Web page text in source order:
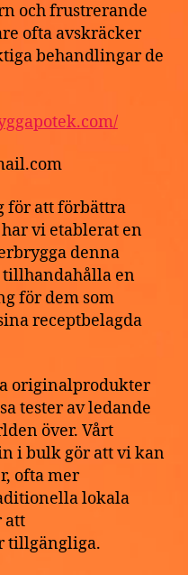
och frustrerande
ofta avskräcker
behandlingar de
för att förbättra
vi etablerat en
denna
tillhandahålla en
för dem som
receptbelagda
originalprodukter
tester av ledande
över. Vårt
i bulk gör att vi kan
ofta mer
lokala
att
tillgängliga.